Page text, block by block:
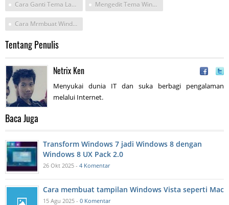
Cara Ganti Tema Laptop Menjadi Mac Apple Mengedit Tema Windows 7 Seperti Apple Os
Cara Mrmbuat Windows 7 Seperti Macbook
Tentang Penulis
Netrix Ken
Menyukai dunia IT dan suka berbagi pengalaman
melalui Internet.
Baca Juga
Transform Windows 7 jadi Windows 8 dengan
Windows 8 UX Pack 2.0
26 Okt 2025 - 4 Komentar
Cara membuat tampilan Windows Vista seperti Mac
15 Agu 2025 - 0 Komentar